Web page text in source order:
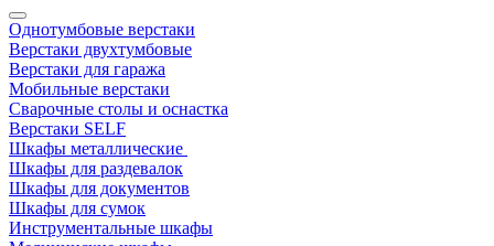
Однотумбовые верстаки
Верстаки двухтумбовые
Верстаки для гаража
Мобильные верстаки
Сварочные столы и оснастка
Верстаки SELF
Шкафы металлические
Шкафы для раздевалок
Шкафы для документов
Шкафы для сумок
Инструментальные шкафы